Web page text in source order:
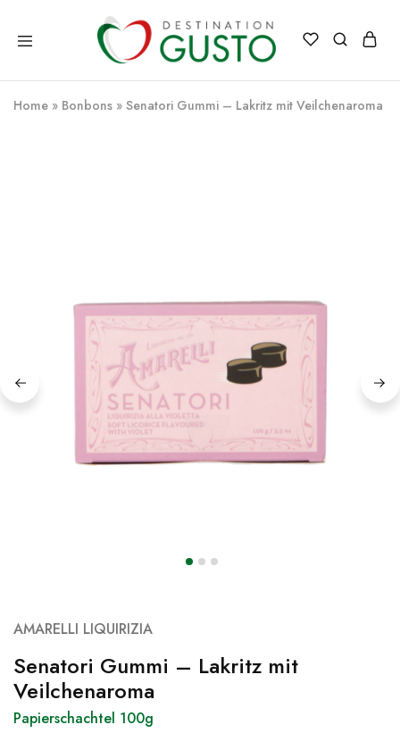
Destination
Gusto
Italienische
Exzellenz
–
100%
Home » Bonbons » Senatori Gummi – Lakritz mit Veilchenaroma
AMARELLI LIQUIRIZIA
Senatori Gummi – Lakritz mit
Veilchenaroma
Papierschachtel 100g